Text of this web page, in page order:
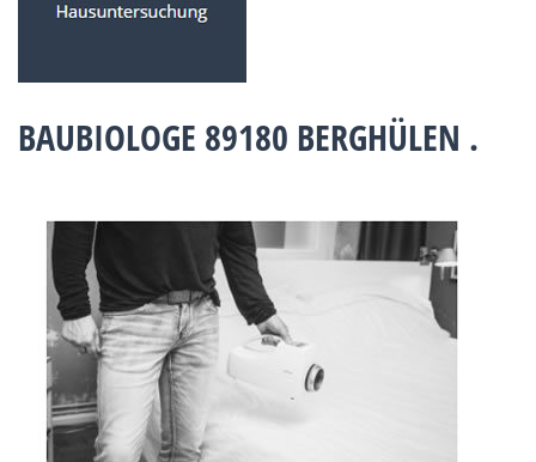
BAUBIOLOGE 89180 BERGHÜLEN .